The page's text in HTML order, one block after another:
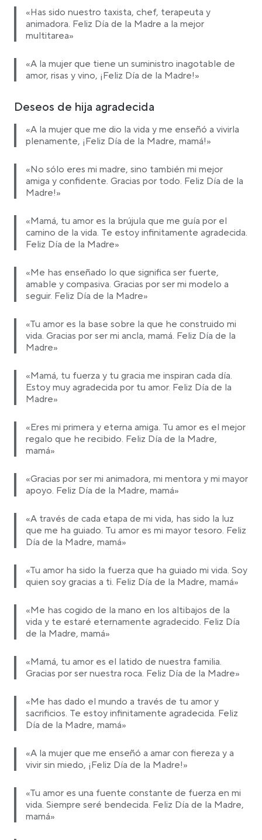
«Has sido nuestro taxista, chef, terapeuta y
animadora. Feliz Día de la Madre a la mejor
multitarea»
«A la mujer que tiene un suministro inagotable de
amor, risas y vino, ¡Feliz Día de la Madre!»
Deseos de hija agradecida
«A la mujer que me dio la vida y me enseñó a vivirla
plenamente, ¡Feliz Día de la Madre, mamá!»
«No sólo eres mi madre, sino también mi mejor
amiga y confidente. Gracias por todo. Feliz Día de la
Madre!»
«Mamá, tu amor es la brújula que me guía por el
camino de la vida. Te estoy infinitamente agradecida.
Feliz Día de la Madre»
«Me has enseñado lo que significa ser fuerte,
amable y compasiva. Gracias por ser mi modelo a
seguir. Feliz Día de la Madre»
«Tu amor es la base sobre la que he construido mi
vida. Gracias por ser mi ancla, mamá. Feliz Día de la
Madre»
«Mamá, tu fuerza y tu gracia me inspiran cada día.
Estoy muy agradecida por tu amor. Feliz Día de la
Madre»
«Eres mi primera y eterna amiga. Tu amor es el mejor
regalo que he recibido. Feliz Día de la Madre,
mamá»
«Gracias por ser mi animadora, mi mentora y mi mayor
apoyo. Feliz Día de la Madre, mamá»
«A través de cada etapa de mi vida, has sido la luz
que me ha guiado. Tu amor es mi mayor tesoro. Feliz
Día de la Madre, mamá»
«Tu amor ha sido la fuerza que ha guiado mi vida. Soy
quien soy gracias a ti. Feliz Día de la Madre, mamá»
«Me has cogido de la mano en los altibajos de la
vida y te estaré eternamente agradecido. Feliz Día
de la Madre, mamá»
«Mamá, tu amor es el latido de nuestra familia.
Gracias por ser nuestra roca. Feliz Día de la Madre»
«Me has dado el mundo a través de tu amor y
sacrificios. Te estoy infinitamente agradecida. Feliz
Día de la Madre, mamá»
«A la mujer que me enseñó a amar con fiereza y a
vivir sin miedo, ¡Feliz Día de la Madre!»
«Tu amor es una fuente constante de fuerza en mi
vida. Siempre seré bendecida. Feliz Día de la Madre,
mamá»